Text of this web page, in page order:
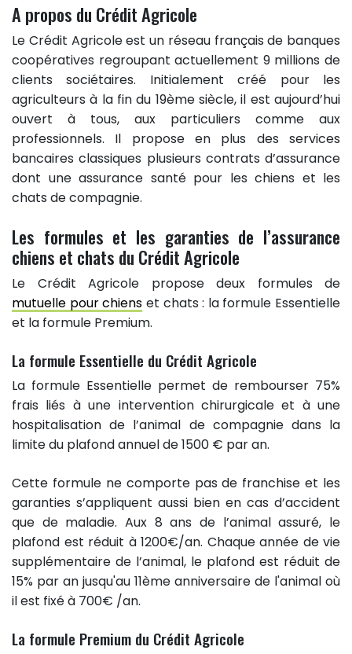
A propos du Crédit Agricole
Le Crédit Agricole est un réseau français de banques
coopératives regroupant actuellement 9 millions de
clients sociétaires. Initialement créé pour les
agriculteurs à la fin du 19ème siècle, il est aujourd’hui
ouvert à tous, aux particuliers comme aux
professionnels. Il propose en plus des services
bancaires classiques plusieurs contrats d’assurance
dont une assurance santé pour les chiens et les
chats de compagnie.
Les formules et les garanties de l’assurance
chiens et chats du Crédit Agricole
Le Crédit Agricole propose deux formules de
mutuelle pour chiens et chats : la formule Essentielle
et la formule Premium.
La formule Essentielle du Crédit Agricole
La formule Essentielle permet de rembourser 75%
frais liés à une intervention chirurgicale et à une
hospitalisation de l’animal de compagnie dans la
limite du plafond annuel de 1500 € par an.
Cette formule ne comporte pas de franchise et les
garanties s’appliquent aussi bien en cas d’accident
que de maladie. Aux 8 ans de l’animal assuré, le
plafond est réduit à 1200€/an. Chaque année de vie
supplémentaire de l’animal, le plafond est réduit de
15% par an jusqu'au 11ème anniversaire de l'animal où
il est fixé à 700€ /an.
La formule Premium du Crédit Agricole